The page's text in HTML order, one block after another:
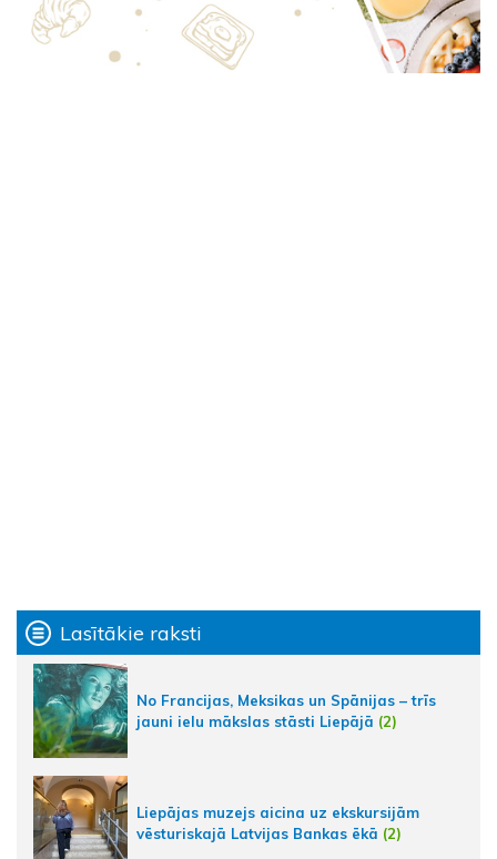
Lasītākie raksti
No Francijas, Meksikas un Spānijas – trīs
jauni ielu mākslas stāsti Liepājā (2)
Liepājas muzejs aicina uz ekskursijām
vēsturiskajā Latvijas Bankas ēkā (2)